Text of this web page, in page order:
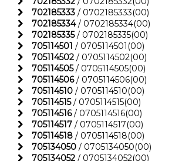
702185333 / 0702185333(00)
702185334/ 0702185334(00)
702185335/ 0702185335(00)
705114501 / 0705114501(00)
705114502 / 0705114502(00)
705114505/ 0705114505(00)
705114506/ 0705114506(00)
705114510 / 0705114510(00)
705114515/ 0705114515(00)
705114516/ 0705114516(00)
705114517 / 0705114517(00)
705114518 / 0705114518(00)
705134050 / 0705134050(00)
705134052 / 0705134052(00)